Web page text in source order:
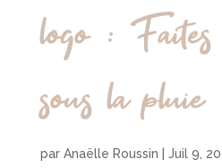
logo :
sous la pluie
par Anaëlle Roussin Juil 9,